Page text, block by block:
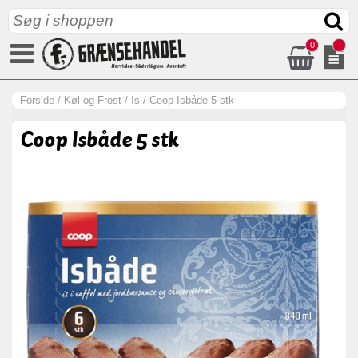
0
Forside / Køl og Frost / Is / Coop Isbåde 5 stk
Coop Isbåde 5 stk